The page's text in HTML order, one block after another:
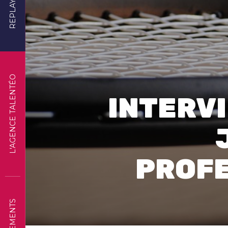
L'AGENCE TALENTÉO
REPLAYS